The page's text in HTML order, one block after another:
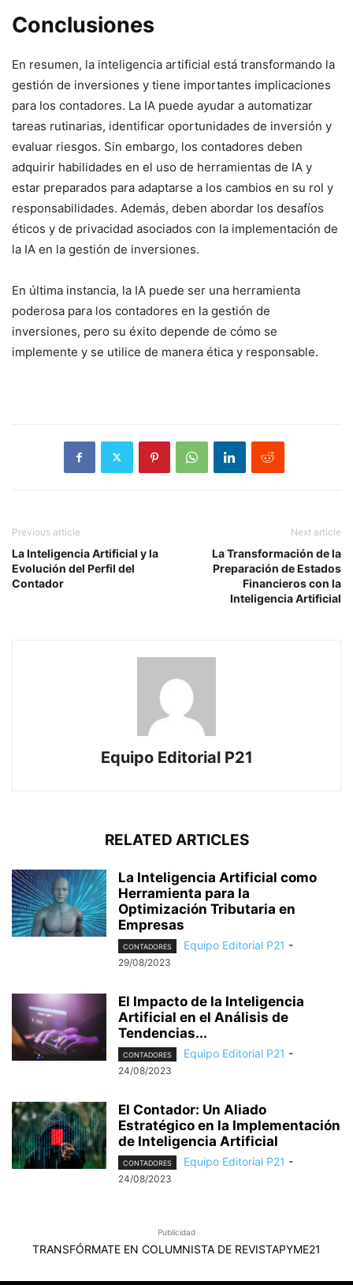
Conclusiones
En resumen, la inteligencia artificial está transformando la
gestión de inversiones y tiene importantes implicaciones
para los contadores. La IA puede ayudar a automatizar
tareas rutinarias, identificar oportunidades de inversión y
evaluar riesgos. Sin embargo, los contadores deben
adquirir habilidades en el uso de herramientas de IA y
estar preparados para adaptarse a los cambios en su rol y
responsabilidades. Además, deben abordar los desafíos
éticos y de privacidad asociados con la implementación de
la IA en la gestión de inversiones.
En última instancia, la IA puede ser una herramienta
poderosa para los contadores en la gestión de
inversiones, pero su éxito depende de cómo se
implemente y se utilice de manera ética y responsable.
Previous article
La Inteligencia Artificial y la
Evolución del Perfil del
Contador
Next article
La Transformación de la
Preparación de Estados
Financieros con la
Inteligencia Artificial
Equipo Editorial P21
RELATED ARTICLES
La Inteligencia Artificial como
Herramienta para la
Optimización Tributaria en
Empresas
CONTADORES Equipo Editorial P21 -
29/08/2023
El Impacto de la Inteligencia
Artificial en el Análisis de
Tendencias...
CONTADORES Equipo Editorial P21 -
24/08/2023
El Contador: Un Aliado
Estratégico en la Implementación
de Inteligencia Artificial
CONTADORES Equipo Editorial P21 -
24/08/2023
Publicidad
TRANSFÓRMATE EN COLUMNISTA DE REVISTAPYME21